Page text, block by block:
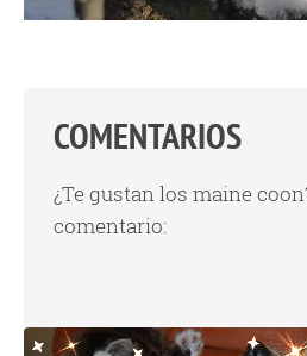
COMENTARIOS
¿Te gustan los maine
comentario: